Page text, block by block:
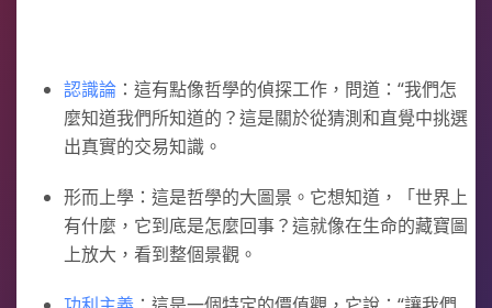
認識論 ：這有點像哲學的偵探工作，問道：“我們怎
麼知道我們所知道的？這是關於從猜測和直覺中挑選
出真實的交易知識。
形而上學：這是哲學的大圖景。它想知道，「世界上
有什麼，它到底是怎麼回事？這就像在生命的藏寶圖
上放大，看到整個景觀。